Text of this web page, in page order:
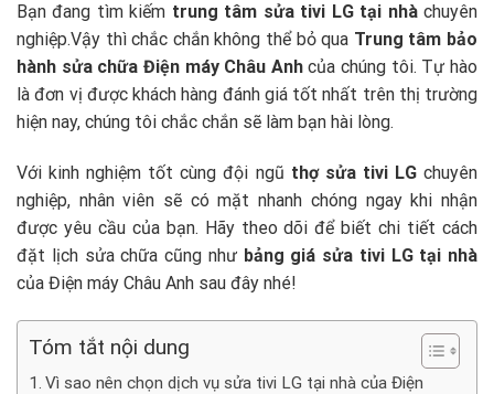
Bạn đang tìm kiếm trung tâm sửa tivi LG tại nhàchuyên
nghiệp.Vậy thì chắc chắn không thể bỏ qua Trung tâm bảo
hành sửa chữa Điện máy Châu Anhcủa chúng tôi. Tự hào
là đơn vị được khách hàng đánh giá tốt nhất trên thị trường
hiện nay, chúng tôi chắc chắn sẽ làm bạn hài lòng.
Với kinh nghiệm tốt cùng đội ngũ thợ sửa tivi LGchuyên
nghiệp, nhân viên sẽ có mặt nhanh chóng ngay khi nhận
được yêu cầu của bạn. Hãy theo dõi để biết chi tiết cách
đặt lịch sửa chữa cũng như bảng giá sửa tivi LG tại nhà
của Điện máy Châu Anh sau đây nhé!
Tóm tắt nội dung
Vì sao nên chọn dịch vụ sửa tivi LG tại nhà của Điện